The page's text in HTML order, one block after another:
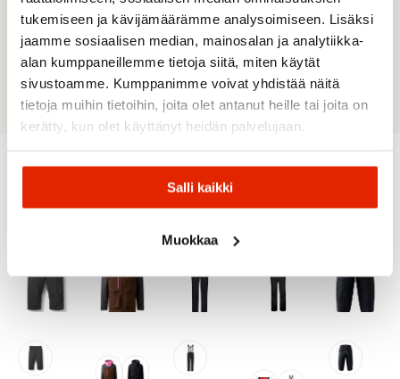
tukemiseen ja kävijämäärämme analysoimiseen. Lisäksi
jaamme sosiaalisen median, mainosalan ja analytiikka-
alan kumppaneillemme tietoja siitä, miten käytät
sivustoamme. Kumppanimme voivat yhdistää näitä
tietoja muihin tietoihin, joita olet antanut heille tai joita on
kerätty, kun olet käyttänyt heidän palvelujaan.
Salli kaikki
Muokkaa
LINING: 100% recycled polyamide INNER
INSERTS: 72% polyester + 28% virgin wool
(OWP MERINO
Suositeltua sinulle